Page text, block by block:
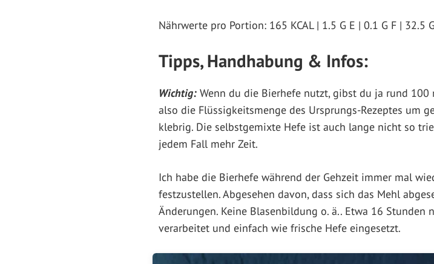
Nährwerte pro Portion: 165 KCAL | 1.5 G E | 0.1 G F | 32.5
Tipps, Handhabung & Infos:
Wichtig: Wenn du die Bierhefe nutzt, gibst du ja rund 100
also die Flüssigkeitsmenge des Ursprungs-Rezeptes um
klebrig. Die selbstgemixte Hefe ist auch lange nicht so
jedem Fall mehr Zeit.
Ich habe die Bierhefe während der Gehzeit immer mal
festzustellen. Abgesehen davon, dass sich das Mehl
Änderungen. Keine Blasenbildung o. ä.. Etwa 16 Stunden
verarbeitet und einfach wie frische Hefe eingesetzt.